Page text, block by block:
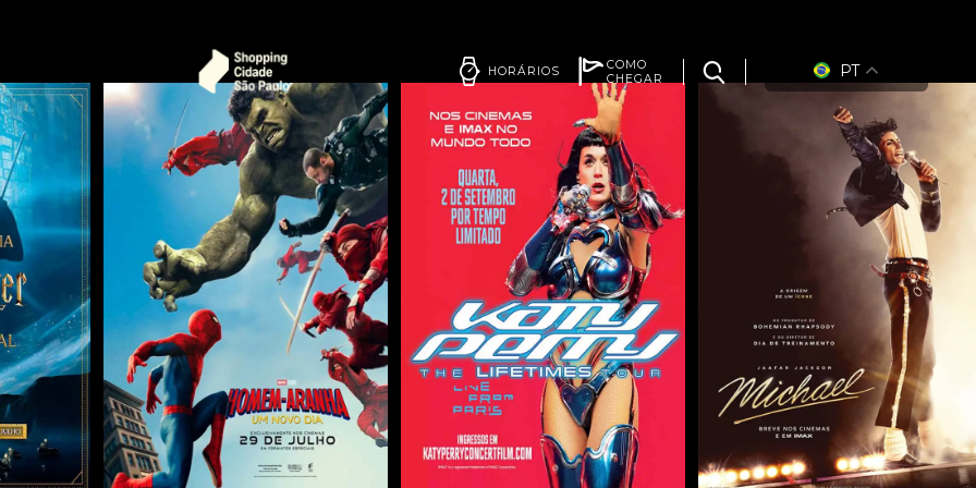
HORÁRIOS
COMO
CHEGAR
PT